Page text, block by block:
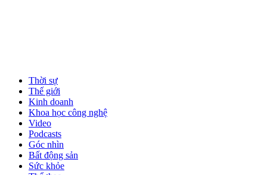
Thời sự
Thế giới
Kinh doanh
Khoa học công nghệ
Video
Podcasts
Góc nhìn
Bất động sản
Sức khỏe